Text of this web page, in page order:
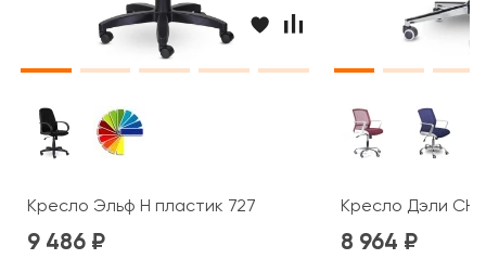
Кресло Эльф Н пластик 727
9 486
Кресло Дэли
8 964